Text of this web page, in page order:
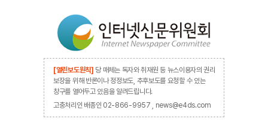
[열린보도원칙] 당 매체는 독자와 취재원 등 뉴스이용자의 권리
보장을 위해 반론이나 정정보도, 추후보도를 요청할 수 있는
창구를 열어두고 있음을 알려드립니다.
고충처리인 배종인 02-866-9957 , news@e4ds.com